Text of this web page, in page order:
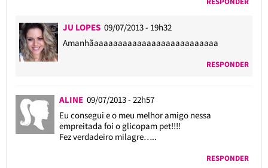
JU LOPES 09/07/2013 - 19h32
Amanhãaaaaaaaaaaaaaaaaaaaaaaaaaa
RESPONDER
ALINE 09/07/2013 - 22h57
Eu consegui e o meu melhor amigo nessa
empreitada foi o glicopam pet!!!!
Fez verdadeiro milagre…..
RESPONDER